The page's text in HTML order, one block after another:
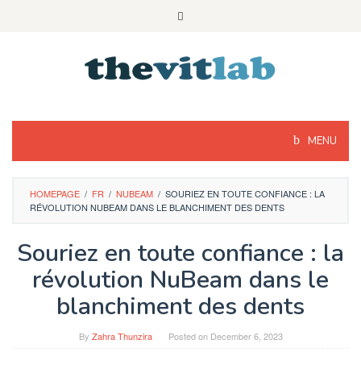
MENU
HOMEPAGE / FR / NUBEAM / SOURIEZ EN TOUTE CONFIANCE : LA
RÉVOLUTION NUBEAM DANS LE BLANCHIMENT DES DENTS
Souriez en toute confiance : la
révolution NuBeam dans le
blanchiment des dents
By Zahra Thunzira Posted on December 6, 2023